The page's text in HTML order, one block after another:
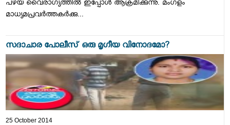
പഴയ വൈരാഗ്യത്തില്‍ ഇപ്പോള്‍ ആക്രമിക്കുന്നു. മംഗളം
മാധ്യമപ്രവര്‍ത്തകര്‍ക്കു...
സദാചാര പോലീസ് ഒരു മൃഗീയ വിനോദമോ?
25 October 2014